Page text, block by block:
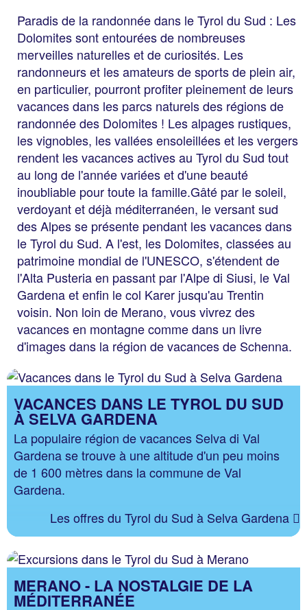
Paradis de la randonnée dans le Tyrol du Sud : Les
Dolomites sont entourées de nombreuses
merveilles naturelles et de curiosités. Les
randonneurs et les amateurs de sports de plein air,
en particulier, pourront profiter pleinement de leurs
vacances dans les parcs naturels des régions de
randonnée des Dolomites ! Les alpages rustiques,
les vignobles, les vallées ensoleillées et les vergers
rendent les vacances actives au Tyrol du Sud tout
au long de l'année variées et d'une beauté
inoubliable pour toute la famille.Gâté par le soleil,
verdoyant et déjà méditerranéen, le versant sud
des Alpes se présente pendant les vacances dans
le Tyrol du Sud. A l'est, les Dolomites, classées au
patrimoine mondial de l'UNESCO, s'étendent de
l'Alta Pusteria en passant par l'Alpe di Siusi, le Val
Gardena et enfin le col Karer jusqu'au Trentin
voisin. Non loin de Merano, vous vivrez des
vacances en montagne comme dans un livre
d'images dans la région de vacances de Schenna.
VACANCES DANS LE TYROL DU SUD
À SELVA GARDENA
La populaire région de vacances Selva di Val
Gardena se trouve à une altitude d'un peu moins
de 1 600 mètres dans la commune de Val
Gardena.
Les offres du Tyrol du Sud à Selva Gardena
MERANO - LA NOSTALGIE DE LA
MÉDITERRANÉE